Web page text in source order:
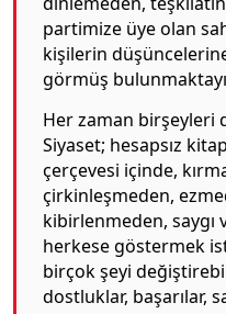
partimize üye olan
kişilerin
görmüş
Her zaman birşeyleri
Siyaset; hesapsız
çerçevesi içinde,
çirkinleşmeden,
kibirlenmeden, saygı
herkese göstermek
birçok şeyi
dostluklar, başarılar,